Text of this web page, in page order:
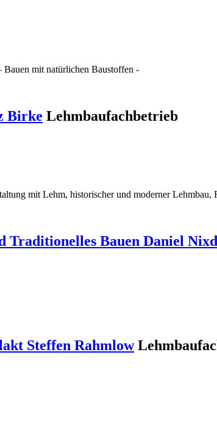
mit natürlichen Baustoffen -
Birke Lehmbaufachbetrieb
mit Lehm, historischer und moderner
Traditionelles Bauen Daniel
Steffen Rahmlow